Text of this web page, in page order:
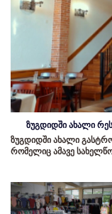
ზუგდიდში ახალი
ზუგდიდში ახალი
რომელიც ამავე